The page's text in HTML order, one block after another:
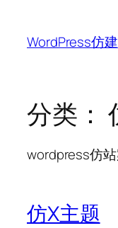
WordPress仿建
分类：
wordpress仿
仿X主题